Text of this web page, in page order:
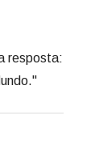
resposta: